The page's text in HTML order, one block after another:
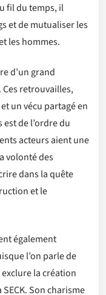
fil du temps, il
et de mutualiser les
les hommes.
d’un grand
retrouvailles,
un vécu partagé en
de l’ordre du
acteurs aient une
volonté des
dans la quête
et le
également
l’on parle de
la création
Son charisme